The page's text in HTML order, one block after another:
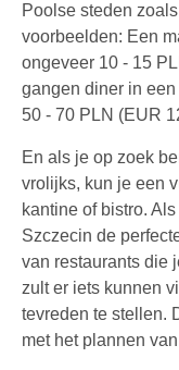
Poolse steden
voorbeelden: Een
ongeveer 10 - 15
gangen diner in
50 - 70 PLN (EUR
En als je op zoek
vrolijks, kun je een
kantine of bistro.
Szczecin de
van restaurants die
zult er iets kunnen
tevreden te stellen.
met het plannen